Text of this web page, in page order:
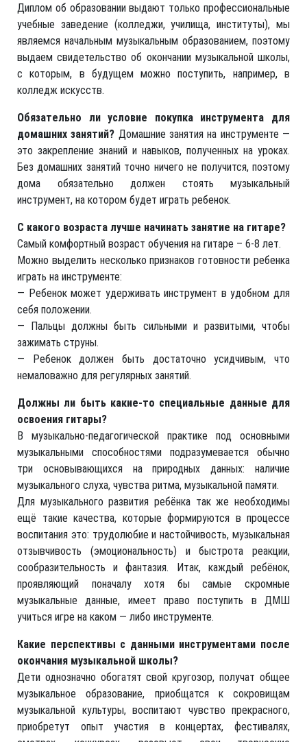
Диплом об образовании выдают только профессиональные
учебные заведение (колледжи, училища, институты), мы
являемся начальным музыкальным образованием, поэтому
выдаем свидетельство об окончании музыкальной школы,
с которым, в будущем можно поступить, например, в
колледж искусств.
Обязательно ли условие покупка инструмента для
домашних занятий? Домашние занятия на инструменте —
это закрепление знаний и навыков, полученных на уроках.
Без домашних занятий точно ничего не получится, поэтому
дома обязательно должен стоять музыкальный
инструмент, на котором будет играть ребенок.
С какого возраста лучше начинать занятие на гитаре?
Самый комфортный возраст обучения на гитаре – 6-8 лет.
Можно выделить несколько признаков готовности ребенка
играть на инструменте:
— Ребенок может удерживать инструмент в удобном для
себя положении.
— Пальцы должны быть сильными и развитыми, чтобы
зажимать струны.
— Ребенок должен быть достаточно усидчивым, что
немаловажно для регулярных занятий.
Должны ли быть какие-то специальные данные для
освоения гитары?
В музыкально-педагогической практике под основными
музыкальными способностями подразумевается обычно
три основывающихся на природных данных: наличие
музыкального слуха, чувства ритма, музыкальной памяти.
Для музыкального развития ребёнка так же необходимы
ещё такие качества, которые формируются в процессе
воспитания это: трудолюбие и настойчивость, музыкальная
отзывчивость (эмоциональность) и быстрота реакции,
сообразительность и фантазия. Итак, каждый ребёнок,
проявляющий поначалу хотя бы самые скромные
музыкальные данные, имеет право поступить в ДМШ
учиться игре на каком — либо инструменте.
Какие перспективы с данными инструментами после
окончания музыкальной школы?
Дети однозначно обогатят свой кругозор, получат общее
музыкальное образование, приобщатся к сокровищам
музыкальной культуры, воспитают чувство прекрасного,
приобретут опыт участия в концертах, фестивалях,